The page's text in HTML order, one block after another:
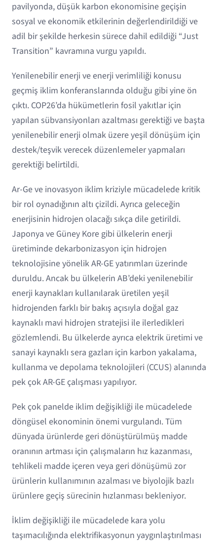
pavilyonda, düşük karbon ekonomisine geçişin
sosyal ve ekonomik etkilerinin değerlendirildiği ve
adil bir şekilde herkesin sürece dahil edildiği “Just
Transition” kavramına vurgu yapıldı.
Yenilenebilir enerji ve enerji verimliliği konusu
geçmiş iklim konferanslarında olduğu gibi yine ön
çıktı. COP26’da hükümetlerin fosil yakıtlar için
yapılan sübvansiyonları azaltması gerektiği ve başta
yenilenebilir enerji olmak üzere yeşil dönüşüm için
destek/teşvik verecek düzenlemeler yapmaları
gerektiği belirtildi.
Ar-Ge ve inovasyon iklim kriziyle mücadelede kritik
bir rol oynadığının altı çizildi. Ayrıca geleceğin
enerjisinin hidrojen olacağı sıkça dile getirildi.
Japonya ve Güney Kore gibi ülkelerin enerji
üretiminde dekarbonizasyon için hidrojen
teknolojisine yönelik AR-GE yatırımları üzerinde
duruldu. Ancak bu ülkelerin AB’deki yenilenebilir
enerji kaynakları kullanılarak üretilen yeşil
hidrojenden farklı bir bakış açısıyla doğal gaz
kaynaklı mavi hidrojen stratejisi ile ilerledikleri
gözlemlendi. Bu ülkelerde ayrıca elektrik üretimi ve
sanayi kaynaklı sera gazları için karbon yakalama,
kullanma ve depolama teknolojileri (CCUS) alanında
pek çok AR-GE çalışması yapılıyor.
Pek çok panelde iklim değişikliği ile mücadelede
döngüsel ekonominin önemi vurgulandı. Tüm
dünyada ürünlerde geri dönüştürülmüş madde
oranının artması için çalışmaların hız kazanması,
tehlikeli madde içeren veya geri dönüşümü zor
ürünlerin kullanımının azalması ve biyolojik bazlı
ürünlere geçiş sürecinin hızlanması bekleniyor.
İklim değişikliği ile mücadelede kara yolu
taşımacılığında elektrifikasyonun yaygınlaştırılması